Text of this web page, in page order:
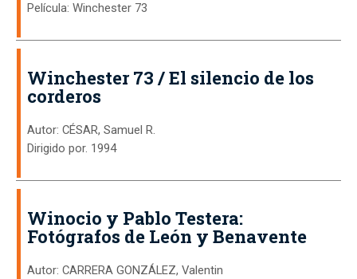
Película: Winchester 73
Winchester 73 / El silencio de los
corderos
Autor: CÉSAR, Samuel R.
Dirigido por. 1994
Winocio y Pablo Testera:
Fotógrafos de León y Benavente
Autor: CARRERA GONZÁLEZ, Valentin